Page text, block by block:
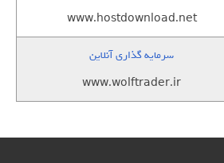
www.hostdownload.net
سرمایه گذاری آنلاین
www.wolftrader.ir